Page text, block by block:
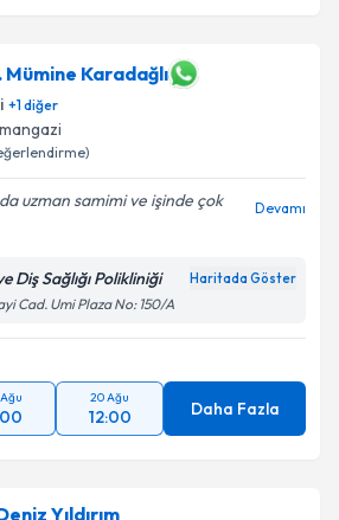
Mümine Karadağlı
+1diğer
uzman samimi ve işinde çok
Devamı
Diş Sağlığı Polikliniği Haritada Göster
Cad. Umi Plaza No: 150/A
20 Ağu
12:00 Daha Fazla
Yıldırım